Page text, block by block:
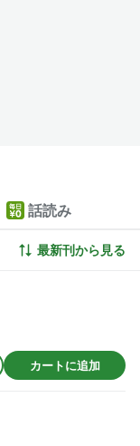
話読み
最新刊から見る
カートに追加